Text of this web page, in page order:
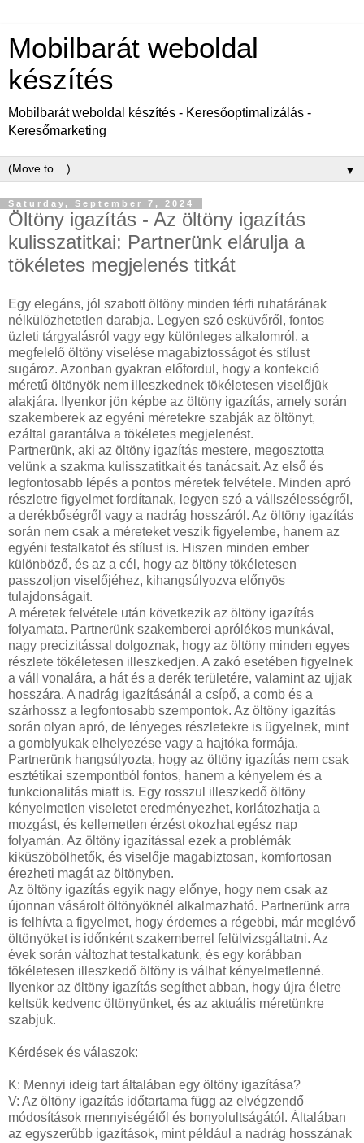
Mobilbarát weboldal
készítés
Mobilbarát weboldal készítés - Keresőoptimalizálás -
Keresőmarketing
▼
Saturday, September 7, 2024
Öltöny igazítás - Az öltöny igazítás
kulisszatitkai: Partnerünk elárulja a
tökéletes megjelenés titkát
Egy elegáns, jól szabott öltöny minden férfi ruhatárának
nélkülözhetetlen darabja. Legyen szó esküvőről, fontos
üzleti tárgyalásról vagy egy különleges alkalomról, a
megfelelő öltöny viselése magabiztosságot és stílust
sugároz. Azonban gyakran előfordul, hogy a konfekció
méretű öltönyök nem illeszkednek tökéletesen viselőjük
alakjára. Ilyenkor jön képbe az öltöny igazítás, amely során
szakemberek az egyéni méretekre szabják az öltönyt,
ezáltal garantálva a tökéletes megjelenést.
Partnerünk, aki az öltöny igazítás mestere, megosztotta
velünk a szakma kulisszatitkait és tanácsait. Az első és
legfontosabb lépés a pontos méretek felvétele. Minden apró
részletre figyelmet fordítanak, legyen szó a vállszélességről,
a derékbőségről vagy a nadrág hosszáról. Az öltöny igazítás
során nem csak a méreteket veszik figyelembe, hanem az
egyéni testalkatot és stílust is. Hiszen minden ember
különböző, és az a cél, hogy az öltöny tökéletesen
passzoljon viselőjéhez, kihangsúlyozva előnyös
tulajdonságait.
A méretek felvétele után következik az öltöny igazítás
folyamata. Partnerünk szakemberei aprólékos munkával,
nagy precizitással dolgoznak, hogy az öltöny minden egyes
részlete tökéletesen illeszkedjen. A zakó esetében figyelnek
a váll vonalára, a hát és a derék területére, valamint az ujjak
hosszára. A nadrág igazításánál a csípő, a comb és a
szárhossz a legfontosabb szempontok. Az öltöny igazítás
során olyan apró, de lényeges részletekre is ügyelnek, mint
a gomblyukak elhelyezése vagy a hajtóka formája.
Partnerünk hangsúlyozta, hogy az öltöny igazítás nem csak
esztétikai szempontból fontos, hanem a kényelem és a
funkcionalitás miatt is. Egy rosszul illeszkedő öltöny
kényelmetlen viseletet eredményezhet, korlátozhatja a
mozgást, és kellemetlen érzést okozhat egész nap
folyamán. Az öltöny igazítással ezek a problémák
kiküszöbölhetők, és viselője magabiztosan, komfortosan
érezheti magát az öltönyben.
Az öltöny igazítás egyik nagy előnye, hogy nem csak az
újonnan vásárolt öltönyöknél alkalmazható. Partnerünk arra
is felhívta a figyelmet, hogy érdemes a régebbi, már meglévő
öltönyöket is időnként szakemberrel felülvizsgáltatni. Az
évek során változhat testalkatunk, és egy korábban
tökéletesen illeszkedő öltöny is válhat kényelmetlenné.
Ilyenkor az öltöny igazítás segíthet abban, hogy újra életre
keltsük kedvenc öltönyünket, és az aktuális méretünkre
szabjuk.
Kérdések és válaszok:
K: Mennyi ideig tart általában egy öltöny igazítása?
V: Az öltöny igazítás időtartama függ az elvégzendő
módosítások mennyiségétől és bonyolultságától. Általában
az egyszerűbb igazítások, mint például a nadrág hosszának